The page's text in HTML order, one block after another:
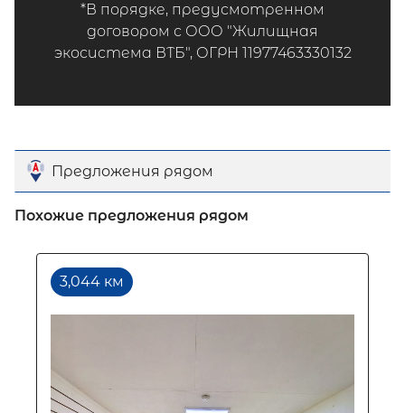
*В порядке, предусмотренном
договором с ООО "Жилищная
экосистема ВТБ", ОГРН 11977463330132
Предложения рядом
Похожие предложения рядом
3,044 км